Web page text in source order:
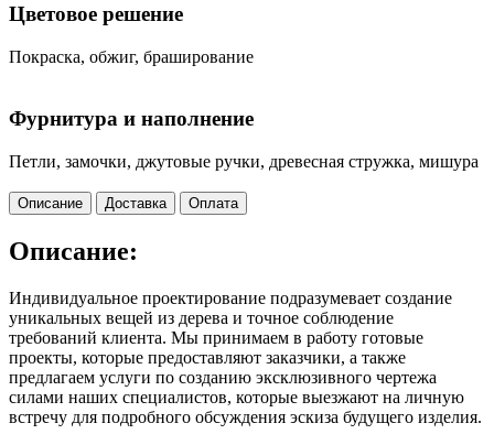
Цветовое решение
Покраска, обжиг, браширование
Фурнитура и наполнение
Петли, замочки, джутовые ручки, древесная стружка, мишура
Описание Доставка Оплата
Описание:
Индивидуальное проектирование подразумевает создание
уникальных вещей из дерева и точное соблюдение
требований клиента. Мы принимаем в работу готовые
проекты, которые предоставляют заказчики, а также
предлагаем услуги по созданию эксклюзивного чертежа
силами наших специалистов, которые выезжают на личную
встречу для подробного обсуждения эскиза будущего изделия.